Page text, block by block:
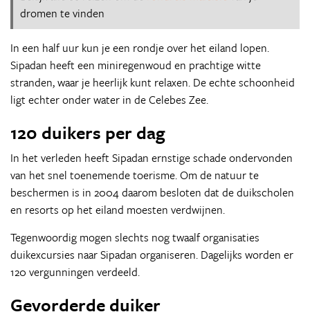
dromen te vinden
In een half uur kun je een rondje over het eiland lopen.
Sipadan heeft een miniregenwoud en prachtige witte
stranden, waar je heerlijk kunt relaxen. De echte schoonheid
ligt echter onder water in de Celebes Zee.
120 duikers per dag
In het verleden heeft Sipadan ernstige schade ondervonden
van het snel toenemende toerisme. Om de natuur te
beschermen is in 2004 daarom besloten dat de duikscholen
en resorts op het eiland moesten verdwijnen.
Tegenwoordig mogen slechts nog twaalf organisaties
duikexcursies naar Sipadan organiseren. Dagelijks worden er
120 vergunningen verdeeld.
Gevorderde duiker